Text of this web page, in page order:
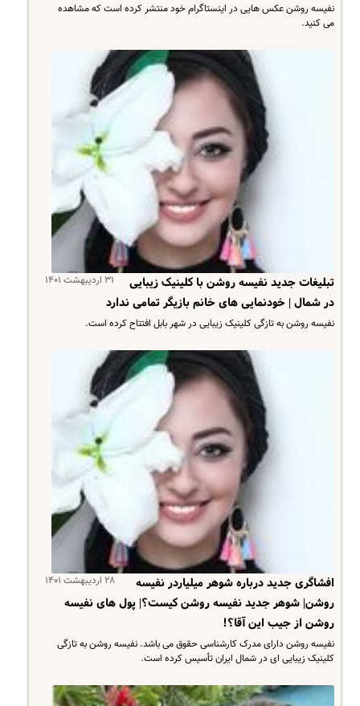
نفیسه روشن عکس هایی در اینستاگرام خود منتشر کرده است که مشاهده
می کنید.
۳۱ اردیبهشت ۱۴۰۱
تبلیغات جدید نفیسه روشن با کلینیک زیبایی
در شمال | خودنمایی های خانم بازیگر تمامی ندارد
نفیسه روشن به تازگی کلینیک زیبایی در شهر بابل افتتاح کرده است.
۲۸ اردیبهشت ۱۴۰۱
افشاگری جدید درباره شوهر میلیاردر نفیسه
روشن| شوهر جدید نفیسه روشن کیست؟| پول های نفیسه
روشن از جیب این آقا؟!
نفیسه روشن دارای مدرک کارشناسی حقوق می باشد. نفیسه روشن به تازگی
کلینیک زیبایی ای در شمال ایران تأسیس کرده است.